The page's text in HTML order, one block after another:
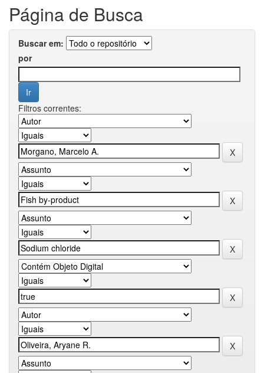
Página de Busca
Buscar em:
por
Filtros correntes: